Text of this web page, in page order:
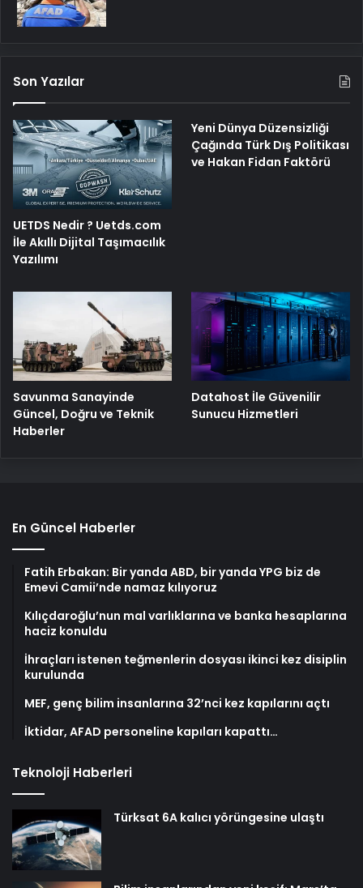
Son Yazılar
UETDS Nedir ? Uetds.com
İle Akıllı Dijital Taşımacılık
Yazılımı
Yeni Dünya Düzensizliği
Çağında Türk Dış Politikası
ve Hakan Fidan Faktörü
Savunma Sanayinde
Güncel, Doğru ve Teknik
Haberler
Datahost İle Güvenilir
Sunucu Hizmetleri
En Güncel Haberler
Fatih Erbakan: Bir yanda ABD, bir yanda YPG biz de
Emevi Camii’nde namaz kılıyoruz
Kılıçdaroğlu’nun mal varlıklarına ve banka hesaplarına
haciz konuldu
İhraçları istenen teğmenlerin dosyası ikinci kez disiplin
kurulunda
MEF, genç bilim insanlarına 32’nci kez kapılarını açtı
İktidar, AFAD personeline kapıları kapattı…
Teknoloji Haberleri
Türksat 6A kalıcı yörüngesine ulaştı